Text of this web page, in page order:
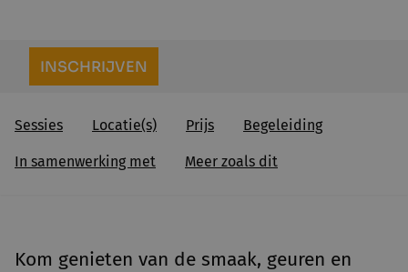
INSCHRIJVEN
Sessies Locatie(s) Prijs Begeleiding
In samenwerking met Meer zoals dit
Kom genieten van de smaak, geuren en